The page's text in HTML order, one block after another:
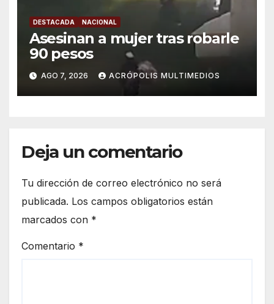
DESTACADA NACIONAL
Asesinan a mujer tras robarle
90 pesos
AGO 7, 2026 ACRÓPOLIS MULTIMEDIOS
Deja un comentario
Tu dirección de correo electrónico no será
publicada. Los campos obligatorios están
marcados con *
Comentario *